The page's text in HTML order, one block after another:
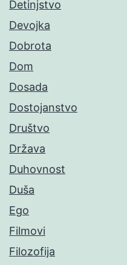
Detinjstvo
Devojka
Dobrota
Dom
Dosada
Dostojanstvo
Društvo
Država
Duhovnost
Duša
Ego
Filmovi
Filozofija